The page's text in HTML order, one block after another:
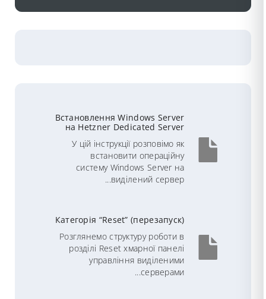
Встановлення Windows Server
на Hetzner Dedicated Server
У цій інструкції розповімо як
встановити операційну
систему Windows Server на
виділений сервер...
Категорія “Reset” (перезапуск)
Розглянемо структуру роботи в
розділі Reset хмарної панелі
управління виділеними
серверами...